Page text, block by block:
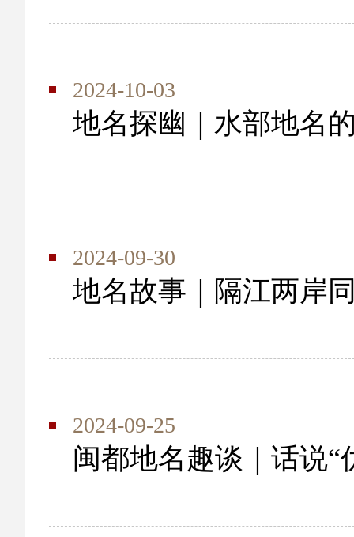
2024-10-03
地名探幽｜水部地名
2024-09-30
地名故事｜隔江两岸
2024-09-25
闽都地名趣谈｜话说“